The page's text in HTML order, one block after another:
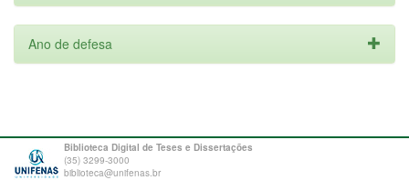
Ano de defesa
Biblioteca Digital de Teses e Dissertações
(35) 3299-3000
biblioteca@unifenas.br